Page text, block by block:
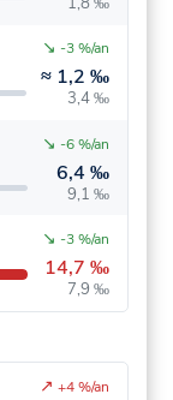
≈ 1,2 ‰
3,4 ‰
↘ -3 %/an
6,4 ‰
9,1 ‰
↘ -6 %/an
14,7 ‰
7,9 ‰
↘ -3 %/an
↗ +4 %/an